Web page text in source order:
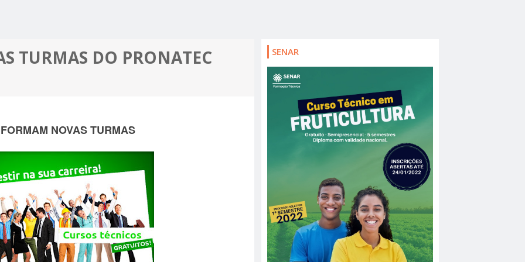
MAIS TURMAS DO PRONATEC
NOVAS TURMAS
SENAR